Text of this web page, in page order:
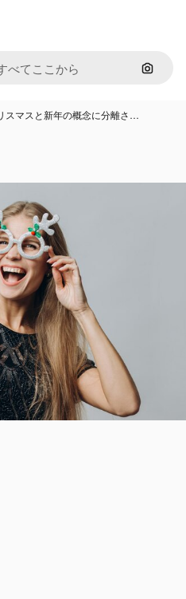
画像で
スマスと新年の概念に分離さ…